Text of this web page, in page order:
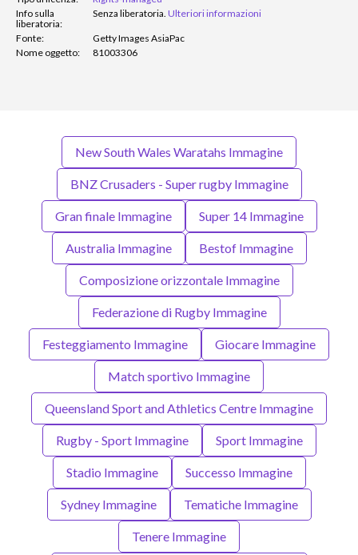
Info sulla
liberatoria:
Senza liberatoria. Ulteriori informazioni
Fonte:
Getty Images AsiaPac
Nome oggetto:
81003306
New South Wales Waratahs Immagine
BNZ Crusaders - Super rugby Immagine
Gran finale Immagine Super 14 Immagine
Australia Immagine Bestof Immagine
Composizione orizzontale Immagine
Federazione di Rugby Immagine
Festeggiamento Immagine Giocare Immagine
Match sportivo Immagine
Queensland Sport and Athletics Centre Immagine
Rugby - Sport Immagine Sport Immagine
Stadio Immagine Successo Immagine
Sydney Immagine Tematiche Immagine
Tenere Immagine